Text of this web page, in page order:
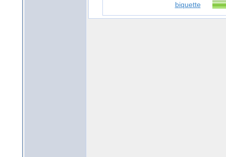
biquette